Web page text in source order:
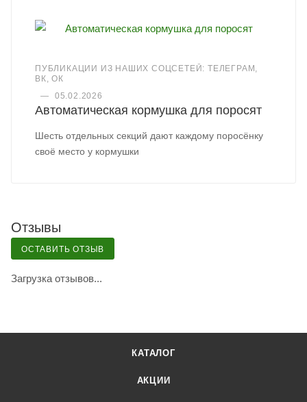
ПУБЛИКАЦИИ ИЗ НАШИХ СОЦСЕТЕЙ: ТЕЛЕГРАМ,
ВК, ОК
—
05.02.2026
Автоматическая кормушка для поросят
Шесть отдельных секций дают каждому поросёнку
своё место у кормушки
Отзывы
ОСТАВИТЬ ОТЗЫВ
Загрузка отзывов...
КАТАЛОГ
АКЦИИ